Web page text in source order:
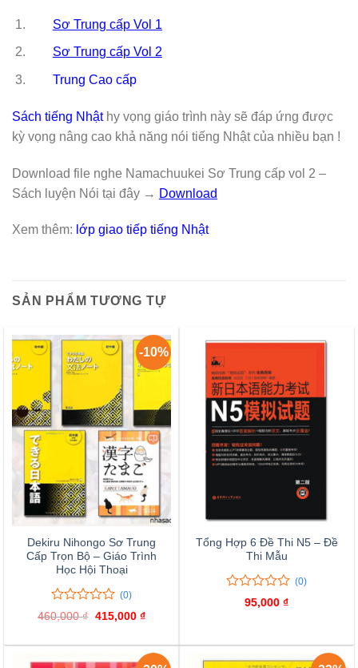
Sơ Trung cấp Vol 1
Sơ Trung cấp Vol 2
Trung Cao cấp
Sách tiếng Nhậthy vọng giáo trình này sẽ đáp ứng được
kỳ vọng nâng cao khả năng nói tiếng Nhật của nhiều bạn !
Download file nghe Namachuukei Sơ Trung cấp vol 2 –
Sách luyện Nói tại đây → Download
Xem thêm: lớp giao tiếp tiếng Nhật
SẢN PHẨM TƯƠNG TỰ
-10%
Dekiru Nihongo Sơ Trung
Cấp Trọn Bộ – Giáo Trình
Học Hội Thoại
0
trên
0
giá
(0)
460,000₫ Giá
460,000 ₫.
415,000 ₫Giá
là:
415,000 ₫.
Tổng Hợp 6 Đề Thi N5 – Đề
Thi Mẫu
giá
(0)
95,000 ₫